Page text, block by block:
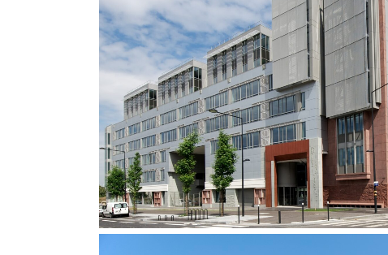
Le Cézanne
Bureaux
ZOOM VIEW